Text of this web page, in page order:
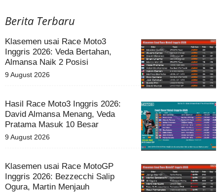
Berita Terbaru
Klasemen usai Race Moto3
Inggris 2026: Veda Bertahan,
Almansa Naik 2 Posisi
9 August 2026
Hasil Race Moto3 Inggris 2026:
David Almansa Menang, Veda
Pratama Masuk 10 Besar
9 August 2026
Klasemen usai Race MotoGP
Inggris 2026: Bezzecchi Salip
Ogura, Martin Menjauh